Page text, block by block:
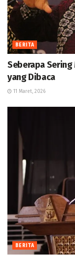
BERITA
Seberapa Sering
yang Dibaca
11 Maret, 2026
BERITA